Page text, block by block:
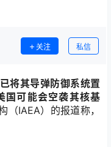
关注 私信
将其导弹防御系统置
国可能会空袭其核基
（IAEA）的报道称，